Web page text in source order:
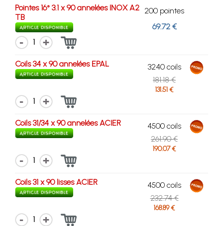
Pointes 16° 3.1 x 90 annelées INOX A2
TB
200 pointes
69.72 €
1
Coils 34 x 90 annelées EPAL
3240 coils
181.18 €
131.51 €
1
Coils 31/34 x 90 annelées ACIER
4500 coils
261.90 €
190.07 €
1
Coils 31 x 90 lisses ACIER
4500 coils
232.74 €
168.89 €
1